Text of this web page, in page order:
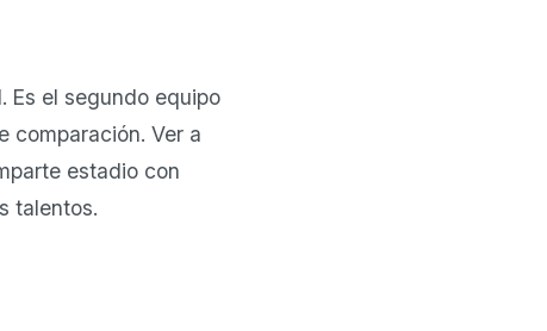
Es el segundo equipo
comparación. Ver a
estadio con
talentos.